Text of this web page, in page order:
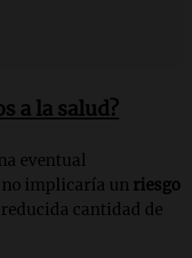
a la salud?
eventual
implicaría un riesgo
cantidad de